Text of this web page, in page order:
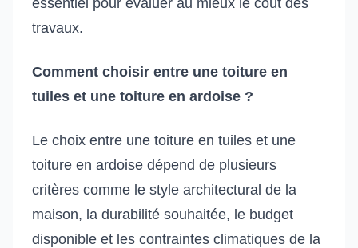
travaux.
Comment choisir entre une toiture en
tuiles et une toiture en ardoise ?
Le choix entre une toiture en tuiles et une
toiture en ardoise dépend de plusieurs
critères comme le style architectural de la
maison, la durabilité souhaitée, le budget
disponible et les contraintes climatiques de la